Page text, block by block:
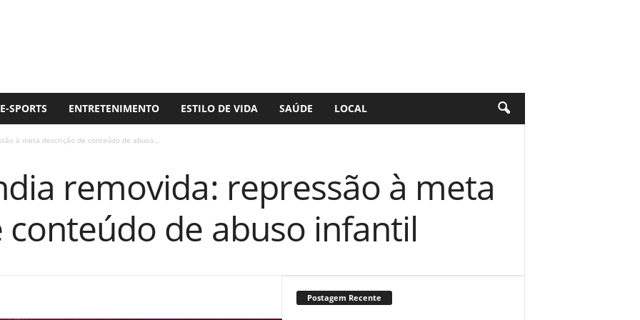
E-SPORTS ENTRETENIMENTO ESTILO DE VIDA SAÚDE LOCAL
à meta descrição de conteúdo de abuso...
removida: repressão à meta
conteúdo de abuso infantil
Postagem Recente